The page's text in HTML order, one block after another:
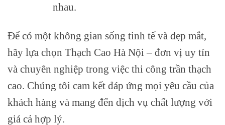
nhau.
Để có một không gian sống tinh tế và đẹp mắt,
hãy lựa chọn Thạch Cao Hà Nội – đơn vị uy tín
và chuyên nghiệp trong việc thi công trần thạch
cao. Chúng tôi cam kết đáp ứng mọi yêu cầu của
khách hàng và mang đến dịch vụ chất lượng với
giá cả hợp lý.